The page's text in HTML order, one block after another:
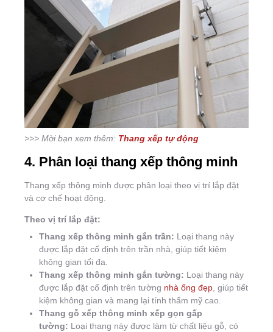
>>> Mời bạn xem thêm: Thang xếp tự động
4. Phân loại thang xếp thông minh
Thang xếp thông minh được phân loại theo vị trí lắp đặt
và cơ chế hoạt động.
Theo vị trí lắp đặt:
Thang xếp thông minh gắn trần: Loại thang này
được lắp đặt cố định trên trần nhà, giúp tiết kiệm
không gian tối đa.
Thang xếp thông minh gắn tường: Loại thang này
được lắp đặt cố định trên tường nhà ống đẹp , giúp tiết
kiệm không gian và mang lại tính thẩm mỹ cao.
Thang gỗ xếp thông minh xếp gọn gấp
tường: Loại thang này được làm từ chất liệu gỗ, có